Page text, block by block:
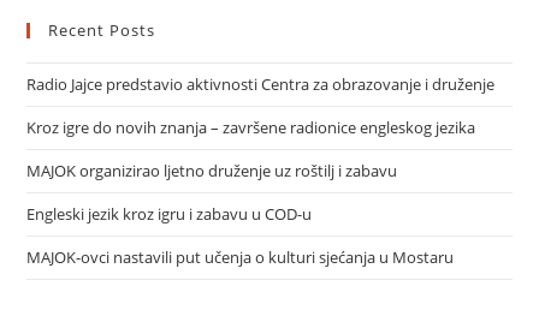
Recent Posts
Radio Jajce predstavio aktivnosti Centra za obrazovanje i druženje
Kroz igre do novih znanja – završene radionice engleskog jezika
MAJOK organizirao ljetno druženje uz roštilj i zabavu
Engleski jezik kroz igru i zabavu u COD-u
MAJOK-ovci nastavili put učenja o kulturi sjećanja u Mostaru